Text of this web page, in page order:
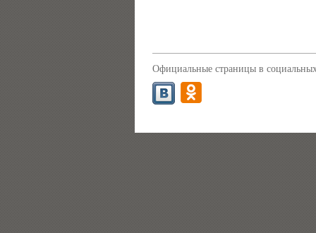
Официальные страницы в социальных